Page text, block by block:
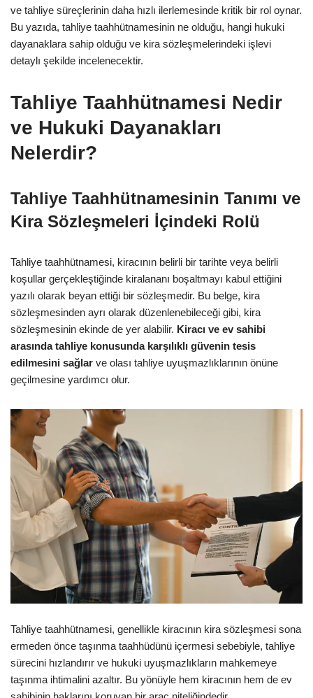
ve tahliye süreçlerinin daha hızlı ilerlemesinde kritik bir rol oynar.
Bu yazıda, tahliye taahhütnamesinin ne olduğu, hangi hukuki
dayanaklara sahip olduğu ve kira sözleşmelerindeki işlevi
detaylı şekilde incelenecektir.
Tahliye Taahhütnamesi Nedir
ve Hukuki Dayanakları
Nelerdir?
Tahliye Taahhütnamesinin Tanımı ve
Kira Sözleşmeleri İçindeki Rolü
Tahliye taahhütnamesi, kiracının belirli bir tarihte veya belirli
koşullar gerçekleştiğinde kiralananı boşaltmayı kabul ettiğini
yazılı olarak beyan ettiği bir sözleşmedir. Bu belge, kira
sözleşmesinden ayrı olarak düzenlenebileceği gibi, kira
sözleşmesinin ekinde de yer alabilir. Kiracı ve ev sahibi
arasında tahliye konusunda karşılıklı güvenin tesis
edilmesini sağlar ve olası tahliye uyuşmazlıklarının önüne
geçilmesine yardımcı olur.
Tahliye taahhütnamesi, genellikle kiracının kira sözleşmesi sona
ermeden önce taşınma taahhüdünü içermesi sebebiyle, tahliye
sürecini hızlandırır ve hukuki uyuşmazlıkların mahkemeye
taşınma ihtimalini azaltır. Bu yönüyle hem kiracının hem de ev